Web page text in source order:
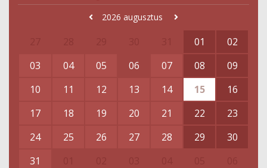
2026 augusztus
01
02
03
04 05 06 07 08
09
10
11 12 13 14 15
16
17
18 19 20 21 22
23
24
25 26 27 28 29
30
31